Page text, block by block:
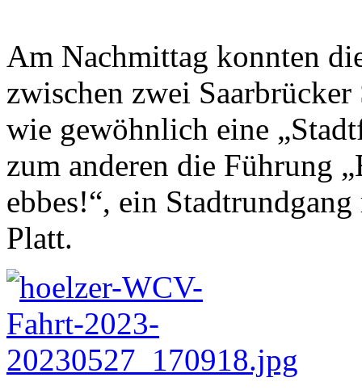
Am Nachmittag konnten
zwischen zwei
wie gewöhnlich eine
zum anderen die Führung
ebbes!“, ein
Platt.